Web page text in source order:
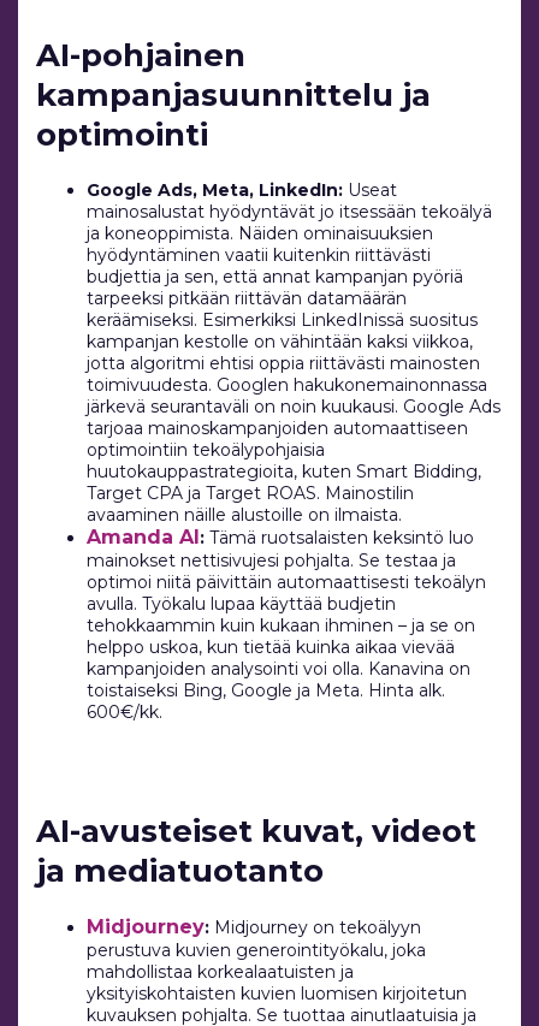
AI-pohjainen
kampanjasuunnittelu ja
optimointi
Google Ads, Meta, LinkedIn: Useat
mainosalustat hyödyntävät jo itsessään tekoälyä
ja koneoppimista. Näiden ominaisuuksien
hyödyntäminen vaatii kuitenkin riittävästi
budjettia ja sen, että annat kampanjan pyöriä
tarpeeksi pitkään riittävän datamäärän
keräämiseksi. Esimerkiksi LinkedInissä suositus
kampanjan kestolle on vähintään kaksi viikkoa,
jotta algoritmi ehtisi oppia riittävästi mainosten
toimivuudesta. Googlen hakukonemainonnassa
järkevä seurantaväli on noin kuukausi. Google Ads
tarjoaa mainoskampanjoiden automaattiseen
optimointiin tekoälypohjaisia
huutokauppastrategioita, kuten Smart Bidding,
Target CPA ja Target ROAS. Mainostilin
avaaminen näille alustoille on ilmaista.
Amanda AI: Tämä ruotsalaisten keksintö luo
mainokset nettisivujesi pohjalta. Se testaa ja
optimoi niitä päivittäin automaattisesti tekoälyn
avulla. Työkalu lupaa käyttää budjetin
tehokkaammin kuin kukaan ihminen – ja se on
helppo uskoa, kun tietää kuinka aikaa vievää
kampanjoiden analysointi voi olla. Kanavina on
toistaiseksi Bing, Google ja Meta. Hinta alk.
600€/kk.
AI-avusteiset kuvat, videot
ja mediatuotanto
Midjourney: Midjourney on tekoälyyn
perustuva kuvien generointityökalu, joka
mahdollistaa korkealaatuisten ja
yksityiskohtaisten kuvien luomisen kirjoitetun
kuvauksen pohjalta. Se tuottaa ainutlaatuisia ja